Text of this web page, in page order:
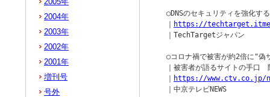
○DNSのセキュリティを強化す
https://
  ｜TechTargetジャパン
○コロナ禍で被害が約2倍に"偽
｜被害者が語るサイトの手口　
https://www.ctv.co.jp/
  ｜中京テレビNEWS
2004年
2003年
2002年
2001年
増刊号
号外